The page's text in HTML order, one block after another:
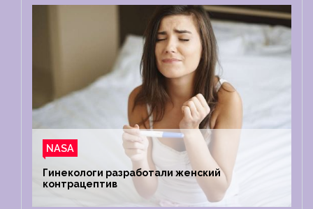
NASA
Гинекологи разработали женский
контрацептив